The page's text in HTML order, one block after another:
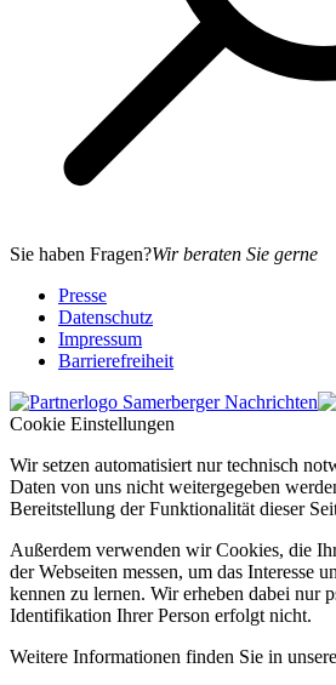
Sie haben Fragen?Wir beraten Sie gerne
Presse
Datenschutz
Impressum
Barrierefreiheit
Cookie Einstellungen
Wir setzen automatisiert nur technisch
Daten von uns nicht weitergegeben
Bereitstellung der Funktionalität dieser
Außerdem verwenden wir Cookies, die
der Webseiten messen, um das Interesse
kennen zu lernen. Wir erheben dabei nur
Identifikation Ihrer Person erfolgt nicht.
Weitere Informationen finden Sie in